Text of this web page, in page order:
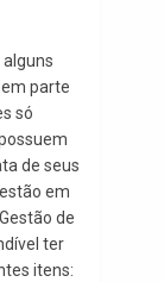
parte
só
de seus
em
de
ter
itens: